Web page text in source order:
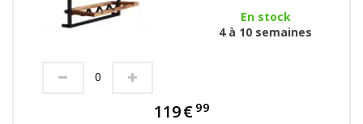
En stock
4 à 10 semaines
119€ 99